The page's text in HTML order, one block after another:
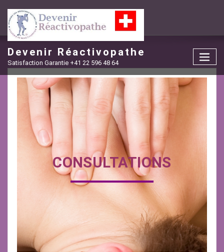
content
Devenir Réactivopathe
Satisfaction Garantie +41 22 596 48 64
CONSULTATIONS